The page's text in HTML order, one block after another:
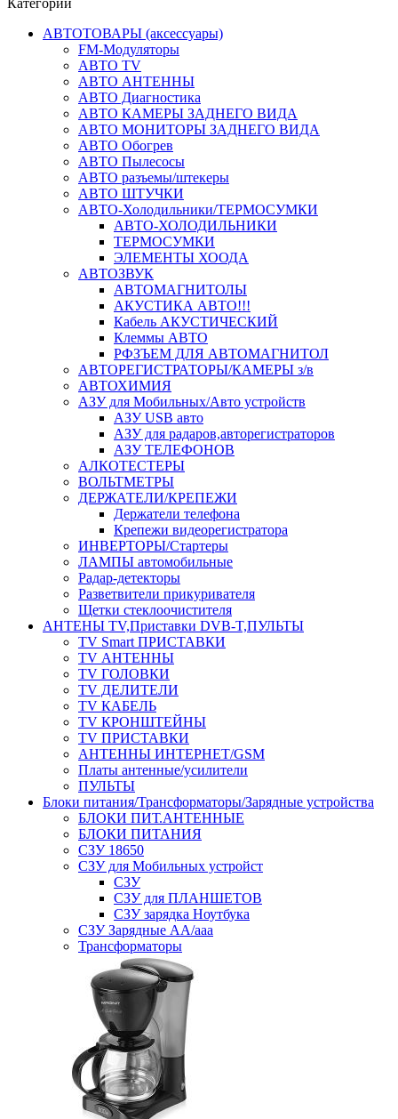
Категории
АВТОТОВАРЫ (аксессуары)
FM-Модуляторы
АВТО TV
АВТО АНТЕННЫ
АВТО Диагностика
АВТО КАМЕРЫ ЗАДНЕГО ВИДА
АВТО МОНИТОРЫ ЗАДНЕГО ВИДА
АВТО Обогрев
АВТО Пылесосы
АВТО разъемы/штекеры
АВТО ШТУЧКИ
АВТО-Холодильники/ТЕРМОСУМКИ
АВТО-ХОЛОДИЛЬНИКИ
ТЕРМОСУМКИ
ЭЛЕМЕНТЫ ХООДА
АВТОЗВУК
АВТОМАГНИТОЛЫ
АКУСТИКА АВТО!!!
Кабель АКУСТИЧЕСКИЙ
Клеммы АВТО
РФЗЪЕМ ДЛЯ АВТОМАГНИТОЛ
АВТОРЕГИСТРАТОРЫ/КАМЕРЫ з/в
АВТОХИМИЯ
АЗУ для Мобильных/Авто устройств
АЗУ USB авто
АЗУ для радаров,авторегистраторов
АЗУ ТЕЛЕФОНОВ
АЛКОТЕСТЕРЫ
ВОЛЬТМЕТРЫ
ДЕРЖАТЕЛИ/КРЕПЕЖИ
Держатели телефона
Крепежи видеорегистратора
ИНВЕРТОРЫ/Стартеры
ЛАМПЫ автомобильные
Радар-детекторы
Разветвители прикуривателя
Щетки стеклоочистителя
АНТЕНЫ ТV,Приставки DVB-T,ПУЛЬТЫ
TV Smart ПРИСТАВКИ
TV АНТЕННЫ
TV ГОЛОВКИ
TV ДЕЛИТЕЛИ
TV КАБЕЛЬ
TV КРОНШТЕЙНЫ
TV ПРИСТАВКИ
АНТЕННЫ ИНТЕРНЕТ/GSM
Платы антенные/усилители
ПУЛЬТЫ
Блоки питания/Трансформаторы/Зарядные устройства
БЛОКИ ПИТ.АНТЕННЫЕ
БЛОКИ ПИТАНИЯ
СЗУ 18650
СЗУ для Мобильных устройст
СЗУ
СЗУ для ПЛАНШЕТОВ
СЗУ зарядка Ноутбука
СЗУ Зарядные АА/ааа
Трансформаторы